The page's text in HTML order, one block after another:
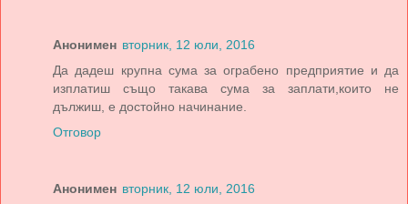
Анонимен вторник, 12 юли, 2016
Да дадеш крупна сума за ограбено предприятие и да
изплатиш също такава сума за заплати,които не
дължиш, е достойно начинание.
Отговор
Анонимен вторник, 12 юли, 2016